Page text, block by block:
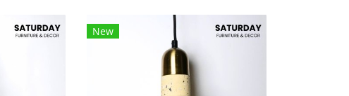
New